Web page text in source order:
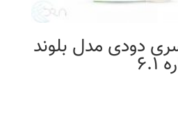
دودی مدل بلوند